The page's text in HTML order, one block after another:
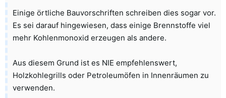
Einige örtliche Bauvorschriften schreiben dies sogar vor.
Es sei darauf hingewiesen, dass einige Brennstoffe viel
mehr Kohlenmonoxid erzeugen als andere.
Aus diesem Grund ist es NIE empfehlenswert,
Holzkohlegrills oder Petroleumöfen in Innenräumen zu
verwenden.